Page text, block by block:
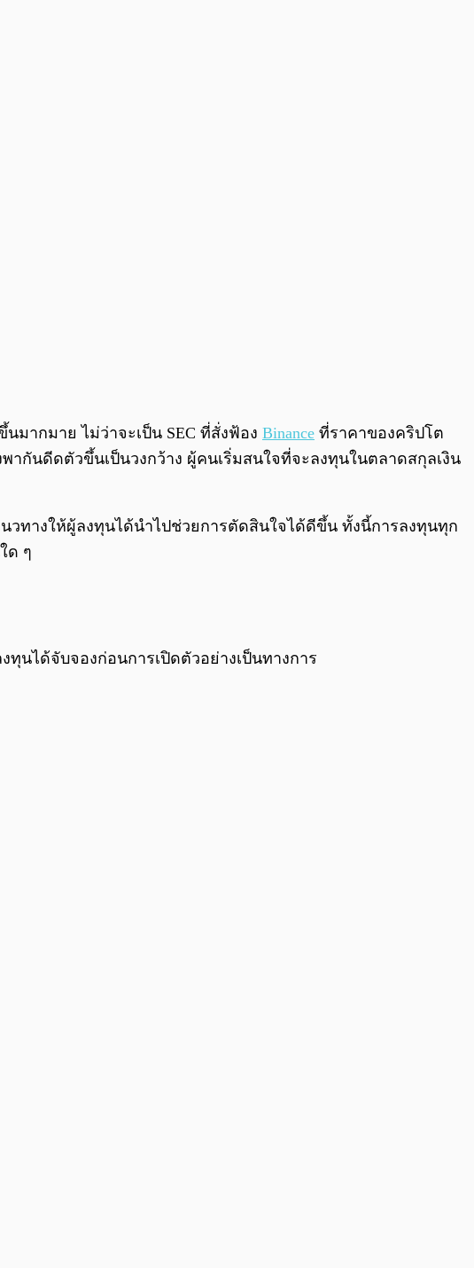
มากมาย ไม่ว่าจะเป็น SEC ที่สั่งฟ้อง Binance ที่ราคาของคริปโต
กันดีดตัวขึ้นเป็นวงกว้าง ผู้คนเริ่มสนใจที่จะลงทุนในตลาดสกุลเงิน
วทางให้ผู้ลงทุนได้นำไปช่วยการตัดสินใจได้ดีขึ้น ทั้งนี้การลงทุนทุก
ด ๆ
นได้จับจองก่อนการเปิดตัวอย่างเป็นทางการ